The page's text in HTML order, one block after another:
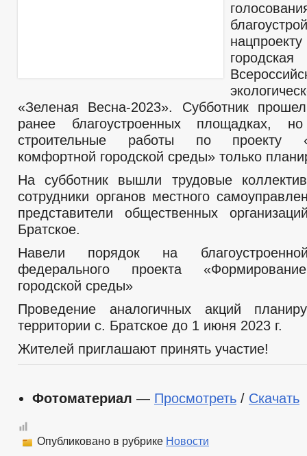
«Зеленая Весна-2023». Субботник
ранее благоустроенных площадках,
строительные работы по проекту
комфортной городской среды» только
На субботник вышли трудовые
сотрудники органов местного
представители общественных
Братское.
Навели порядок на
федерального проекта
городской среды»
Проведение аналогичных акций
территории с. Братское до 1 июня 2023 г.
Жителей приглашают принять участие!
Фотоматериал — Просмотреть / Скачать
Опубликовано в рубрике Новости